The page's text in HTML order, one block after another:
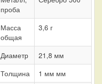
проба
Масса
общая
3,6 г
Диаметр
21,8 мм
Толщина
1 мм мм